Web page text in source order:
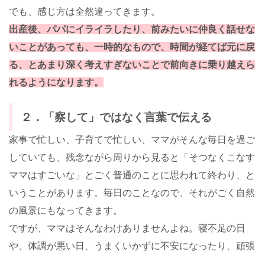
でも、感じ方は全然違ってきます。
出産後、パパにイライラしたり、前みたいに仲良く話せな
いことがあっても、一時的なもので、時間が経てば元に戻
る、とあまり深く考えすぎないことで前向きに乗り越えら
れるようになります。
２．「察して」ではなく言葉で伝える
家事で忙しい、子育てで忙しい、ママがそんな毎日を過ご
していても、残念ながら周りから見ると「そつなくこなす
ママはすごいな」とごく普通のことに思われて終わり、と
いうことがあります。毎日のことなので、それがごく自然
の風景にもなってきます。
ですが、ママはそんなわけありませんよね。寝不足の日
や、体調が悪い日、うまくいかずに不安になったり、頑張